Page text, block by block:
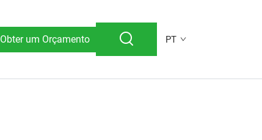
Obter um Orçamento PT